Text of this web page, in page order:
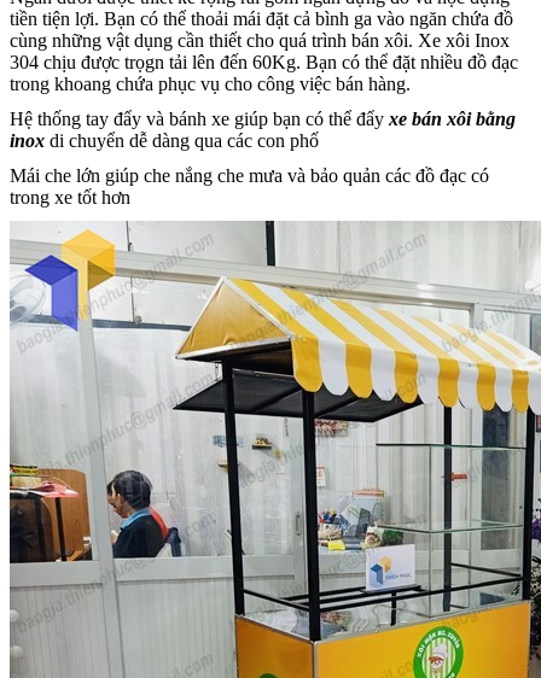
tiền tiện lợi. Bạn có thể thoải mái đặt cả bình ga vào ngăn chứa đồ
cùng những vật dụng cần thiết cho quá trình bán xôi. Xe xôi Inox
304 chịu được trọgn tải lên đến 60Kg. Bạn có thể đặt nhiều đồ đạc
trong khoang chứa phục vụ cho công việc bán hàng.
Hệ thống tay đẩy và bánh xe giúp bạn có thể đẩy xe bán xôi bằng
inox di chuyển dễ dàng qua các con phố
Mái che lớn giúp che nắng che mưa và bảo quản các đồ đạc có
trong xe tốt hơn